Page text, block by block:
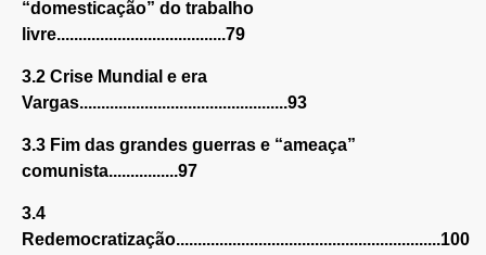
“domesticação” do trabalho
livre.......................................79
3.2 Crise Mundial e era
Vargas................................................93
3.3 Fim das grandes guerras e “ameaça”
comunista................97
3.4
Redemocratização.............................................................100